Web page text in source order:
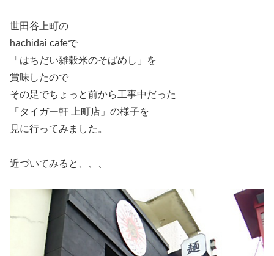
世田谷上町の
hachidai cafeで
「はちだい雑穀米のそばめし」を
賞味したので
その足でちょっと前から工事中だった
「タイガー軒 上町店」の様子を
見に行ってみました。
近づいてみると、、、